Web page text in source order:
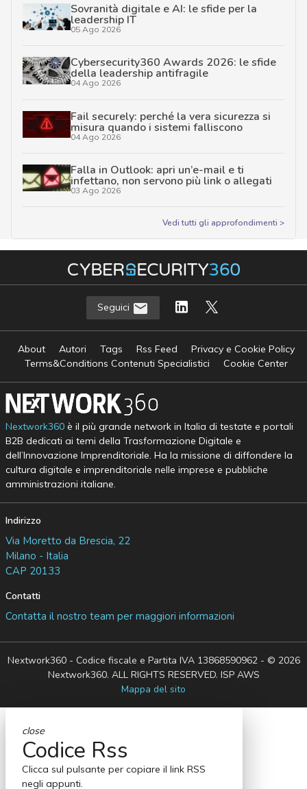
Sovranità digitale e AI: le sfide per la
leadership IT
05 Ago 2026
Cybersecurity360 Awards 2026: le sfide
della leadership antifragile
04 Ago 2026
Fail securely: perché la vera sicurezza si
misura quando i sistemi falliscono
04 Ago 2026
Falla in Outlook: apri un’e-mail e ti
infettano, non servono più link o allegati
03 Ago 2026
Vedi tutti gli approfondimenti >
Seguici
About Autori Tags Rss Feed
Privacy e Cookie Policy
Terms&Conditions Contenuti Specialistici
Cookie Center
Nextwork360è il più grande network in Italia di testate e portali
B2B dedicati ai temi della Trasformazione Digitale e
dell’Innovazione Imprenditoriale. Ha la missione di diffondere la
cultura digitale e imprenditoriale nelle imprese e pubbliche
amministrazioni italiane.
Indirizzo
Via Moretto da Brescia, 22
Milano - Italia
CAP 20133
Contatti
Contatta il nostro team per maggiori informazioni
Nextwork360 - Codice fiscale e Partita IVA 13868590962 - © 2026
Nextwork360. ALL RIGHTS RESERVED. ISP AWS
Mappa del sito
close
Codice Rss
Clicca sul pulsante per copiare il link RSS
negli appunti.